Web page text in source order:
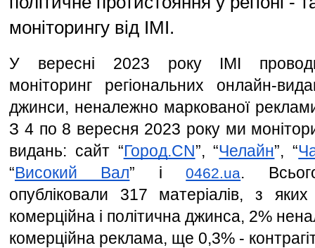
моніторингу від ІМІ.
У вересні 2023 року ІМІ
моніторинг регіональних онлайн-
джинси, неналежно маркованої реклами
З 4 по 8 вересня 2023 року ми
видань: сайт “Город.CN”, “Челайн”, “
“Високий Вал” і 0462.ua.
опубліковали 317 матеріалів, з
комерційна і політична джинса, 2%
комерційна реклама, ще 0,3% -